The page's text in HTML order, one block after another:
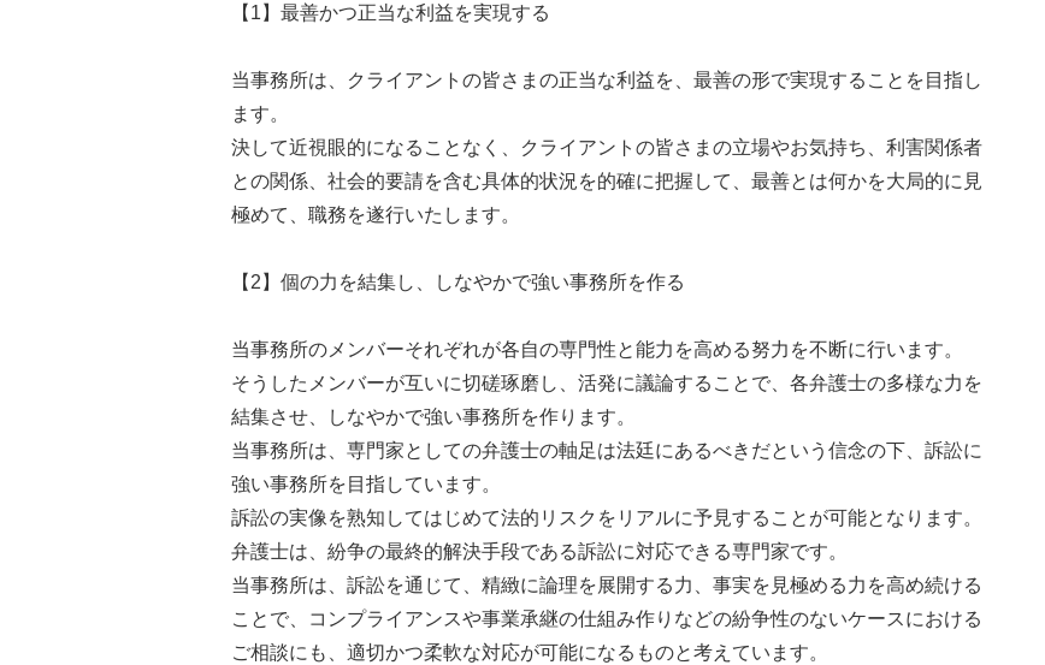
【1】最善かつ正当な利益を実現する
当事務所は、クライアントの皆さまの正当な利益を、最善の形で実現することを目指し
ます。
決して近視眼的になることなく、クライアントの皆さまの立場やお気持ち、利害関係者
との関係、社会的要請を含む具体的状況を的確に把握して、最善とは何かを大局的に見
極めて、職務を遂行いたします。
【2】個の力を結集し、しなやかで強い事務所を作る
当事務所のメンバーそれぞれが各自の専門性と能力を高める努力を不断に行います。
そうしたメンバーが互いに切磋琢磨し、活発に議論することで、各弁護士の多様な力を
結集させ、しなやかで強い事務所を作ります。
当事務所は、専門家としての弁護士の軸足は法廷にあるべきだという信念の下、訴訟に
強い事務所を目指しています。
訴訟の実像を熟知してはじめて法的リスクをリアルに予見することが可能となります。
弁護士は、紛争の最終的解決手段である訴訟に対応できる専門家です。
当事務所は、訴訟を通じて、精緻に論理を展開する力、事実を見極める力を高め続ける
ことで、コンプライアンスや事業承継の仕組み作りなどの紛争性のないケースにおける
ご相談にも、適切かつ柔軟な対応が可能になるものと考えています。